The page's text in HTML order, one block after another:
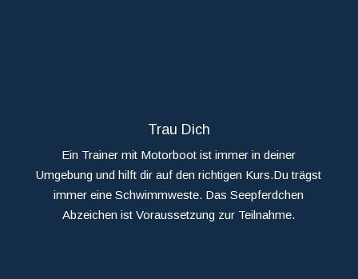
Trau Dich
Ein Trainer mit Motorboot ist immer in deiner
Umgebung und hilft dir auf den richtigen Kurs.Du trägst
immer eine Schwimmweste. Das Seepferdchen
Abzeichen ist Voraussetzung zur Teilnahme.